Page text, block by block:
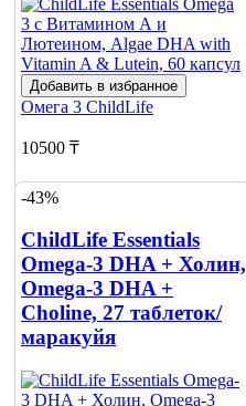
Добавить в избранное
Омега 3 ChildLife
10500 ₸
13200 ₸
Добавить в корзину
-43%
ChildLife Essentials
Omega-3 DHA + Холин,
Omega-3 DHA +
Choline, 27 таблеток/
маракуйя